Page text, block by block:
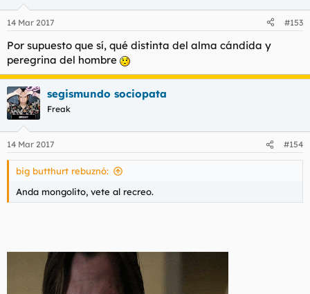
e
:
14 Mar 2017 #153
Por supuesto que sí, qué distinta del alma cándida y
peregrina del hombre
segismundo sociopata
Freak
14 Mar 2017 #154
big butthurt rebuznó:
Anda mongolito, vete al recreo.